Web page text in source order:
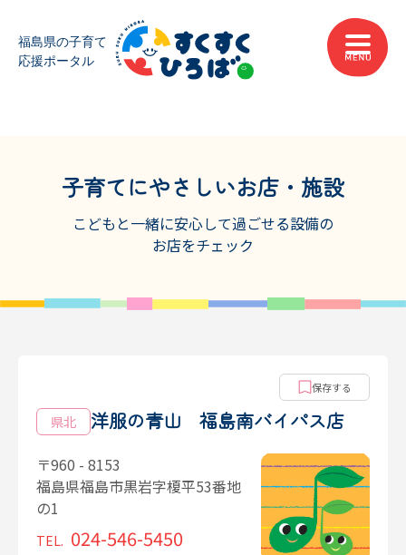
子育てにやさしいお店・施設
こどもと一緒に安心して過ごせる設備の
お店をチェック
保存する
県北 洋服の青山 福島南バイパス店
〒960 - 8153
福島県福島市黒岩字榎平53番地
の1
TEL. 024-546-5450